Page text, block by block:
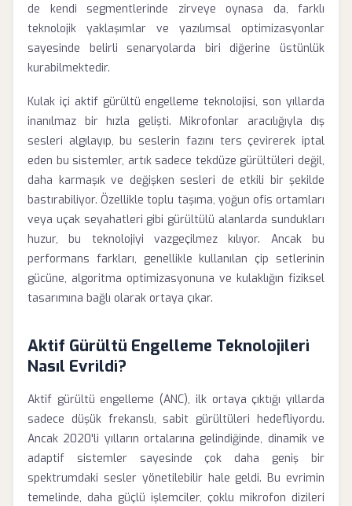
de kendi segmentlerinde zirveye oynasa da, farklı
teknolojik yaklaşımlar ve yazılımsal optimizasyonlar
sayesinde belirli senaryolarda biri diğerine üstünlük
kurabilmektedir.
Kulak içi aktif gürültü engelleme teknolojisi, son yıllarda
inanılmaz bir hızla gelişti. Mikrofonlar aracılığıyla dış
sesleri algılayıp, bu seslerin fazını ters çevirerek iptal
eden bu sistemler, artık sadece tekdüze gürültüleri değil,
daha karmaşık ve değişken sesleri de etkili bir şekilde
bastırabiliyor. Özellikle toplu taşıma, yoğun ofis ortamları
veya uçak seyahatleri gibi gürültülü alanlarda sundukları
huzur, bu teknolojiyi vazgeçilmez kılıyor. Ancak bu
performans farkları, genellikle kullanılan çip setlerinin
gücüne, algoritma optimizasyonuna ve kulaklığın fiziksel
tasarımına bağlı olarak ortaya çıkar.
Aktif Gürültü Engelleme Teknolojileri
Nasıl Evrildi?
Aktif gürültü engelleme (ANC), ilk ortaya çıktığı yıllarda
sadece düşük frekanslı, sabit gürültüleri hedefliyordu.
Ancak 2020'li yılların ortalarına gelindiğinde, dinamik ve
adaptif sistemler sayesinde çok daha geniş bir
spektrumdaki sesler yönetilebilir hale geldi. Bu evrimin
temelinde, daha güçlü işlemciler, çoklu mikrofon dizileri